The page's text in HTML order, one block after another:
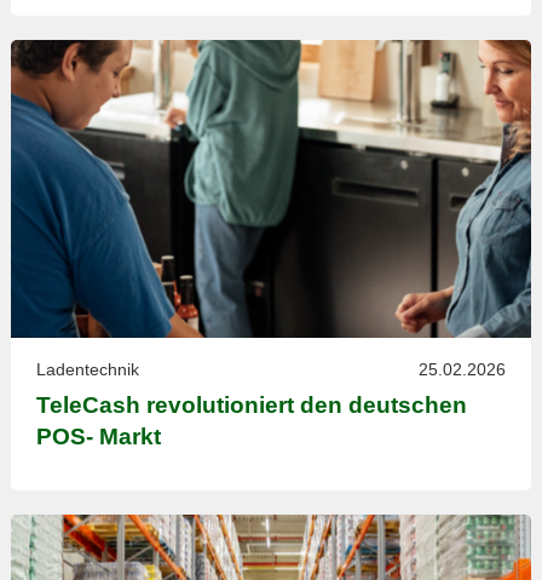
Ladentechnik 25.02.2026
TeleCash revolutioniert den deutschen
POS- Markt